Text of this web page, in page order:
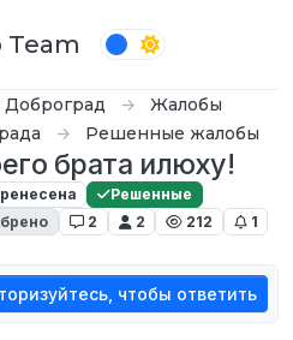
Жалобы
Решенные жалобы
брата илюху!
Решенные
2 2 212 1
чтобы ответить